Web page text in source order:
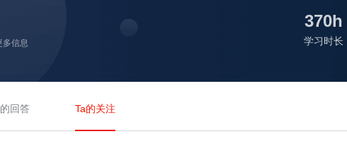
多信息
370h
学习时长
回答 Ta的关注